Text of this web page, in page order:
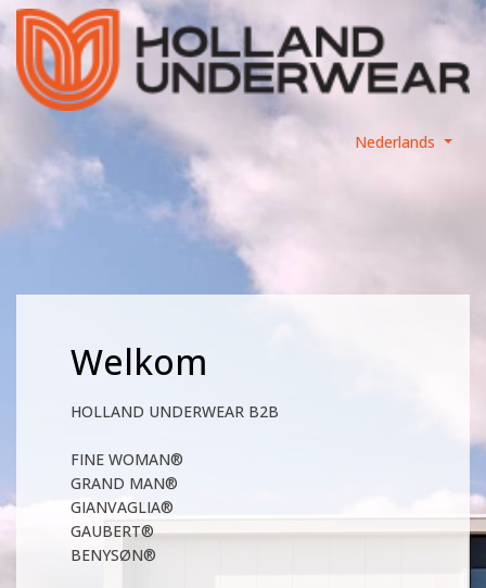
Nederlands
Welkom
HOLLAND UNDERWEAR B2B
FINE WOMAN®
GRAND MAN®
GIANVAGLIA®
GAUBERT®
BENYSØN®